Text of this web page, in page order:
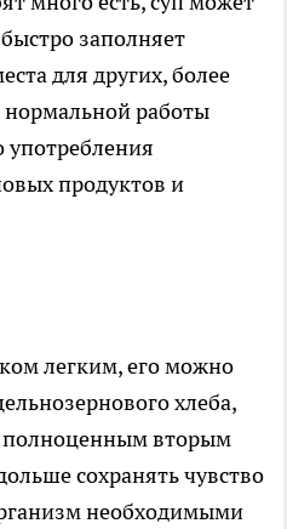
заполняет
для других, более
работы
употребления
продуктов и
легким, его можно
хлеба,
вторым
сохранять чувство
необходимыми